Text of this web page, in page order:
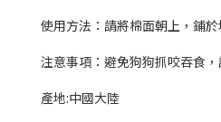
使用方法：請將棉面朝上，鋪
注意事項：避免狗狗抓咬吞食
產地:中國大陸